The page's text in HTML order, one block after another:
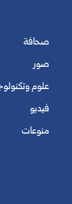
صحافة
صور
علوم
فيديو
منوعات